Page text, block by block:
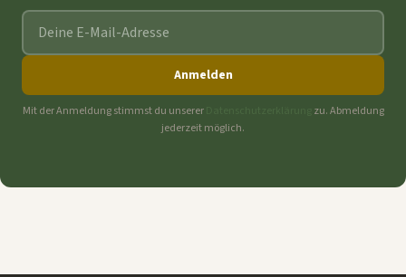
E-Mail-Adresse
Anmelden
Mit der Anmeldung stimmst du unserer
zu. Abmeldung
jederzeit möglich.